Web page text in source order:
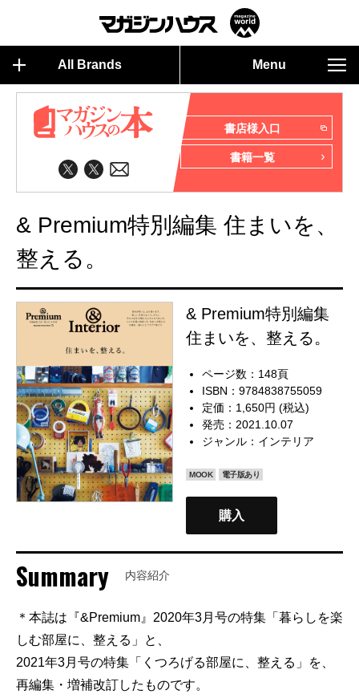
All Brands Menu
書店様入口
書籍一覧
& Premium特別編集 住まいを、
整える。
& Premium特別編集
住まいを、整える。
ページ数：148頁
ISBN：9784838755059
定価：1,650円 (税込)
発売：2021.10.07
ジャンル： インテリア
MOOK 電子版あり
購入
Summary 内容紹介
＊本誌は『&Premium』2020年3月号の特集「暮らしを楽
しむ部屋に、整える」と、
2021年3月号の特集「くつろげる部屋に、整える」を、
再編集・増補改訂したものです。